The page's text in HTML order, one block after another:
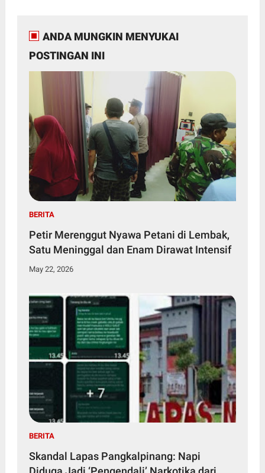
ANDA MUNGKIN MENYUKAI
POSTINGAN INI
BERITA
Petir Merenggut Nyawa Petani di Lembak,
Satu Meninggal dan Enam Dirawat Intensif
May 22, 2026
BERITA
Skandal Lapas Pangkalpinang: Napi